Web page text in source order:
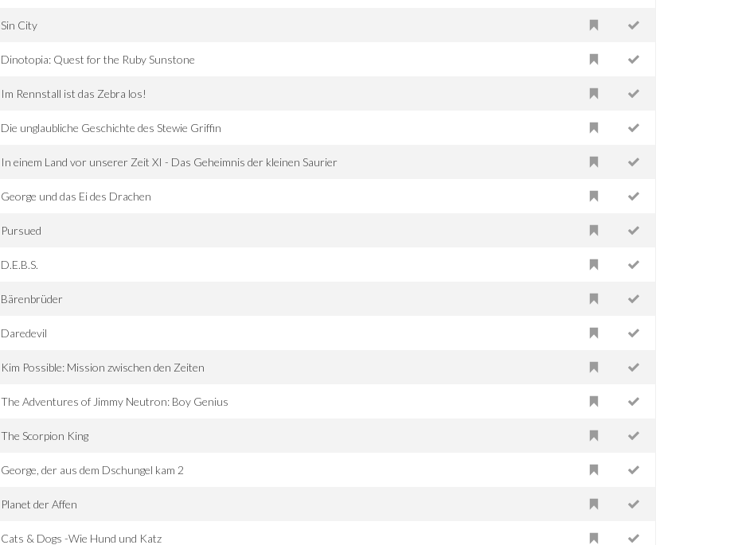
Sin City
Dinotopia: Quest for the Ruby Sunstone
Im Rennstall ist das Zebra los!
Die unglaubliche Geschichte des Stewie Griffin
In einem Land vor unserer Zeit XI - Das Geheimnis der kleinen Saurier
George und das Ei des Drachen
Pursued
D.E.B.S.
Bärenbrüder
Daredevil
Kim Possible: Mission zwischen den Zeiten
The Adventures of Jimmy Neutron: Boy Genius
The Scorpion King
George, der aus dem Dschungel kam 2
Planet der Affen
Cats & Dogs -Wie Hund und Katz